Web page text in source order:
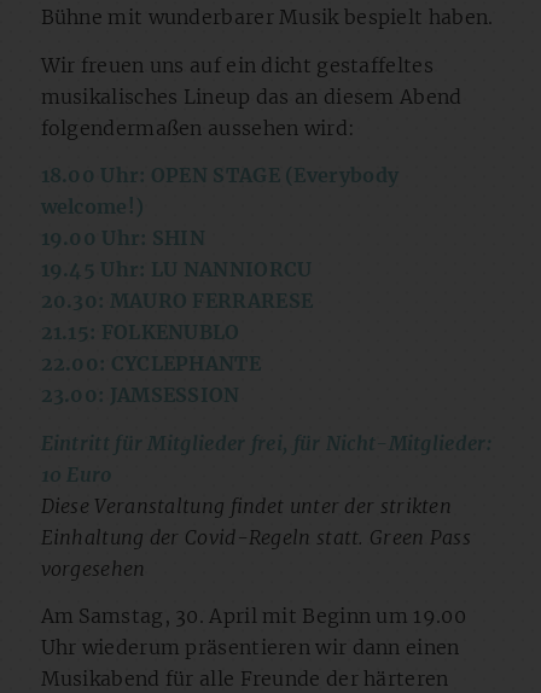
Bühne mit wunderbarer Musik bespielt haben.
Wir freuen uns auf ein dicht gestaffeltes
musikalisches Lineup das an diesem Abend
folgendermaßen aussehen wird:
18.00 Uhr: OPEN STAGE (Everybody
welcome!)
19.00 Uhr: SHIN
19.45 Uhr: LU NANNIORCU
20.30: MAURO FERRARESE
21.15: FOLKENUBLO
22.00: CYCLEPHANTE
23.00: JAMSESSION
Eintritt für Mitglieder frei, für Nicht-Mitglieder:
10 Euro
Diese Veranstaltung findet unter der strikten
Einhaltung der Covid-Regeln statt. Green Pass
vorgesehen
Am Samstag, 30. April mit Beginn um 19.00
Uhr wiederum präsentieren wir dann einen
Musikabend für alle Freunde der härteren